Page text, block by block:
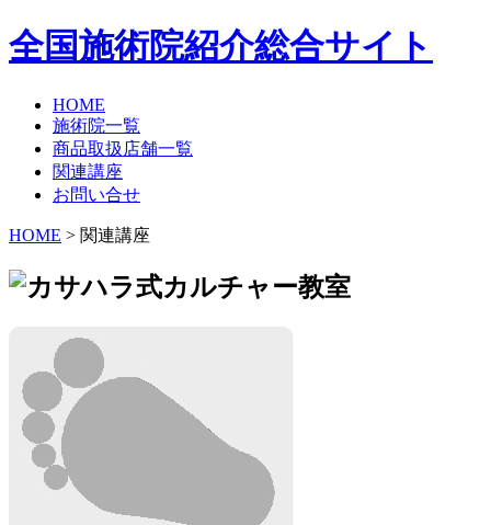
全国施術院紹介総合サイト
HOME
施術院一覧
商品取扱店舗一覧
関連講座
お問い合せ
HOME > 関連講座